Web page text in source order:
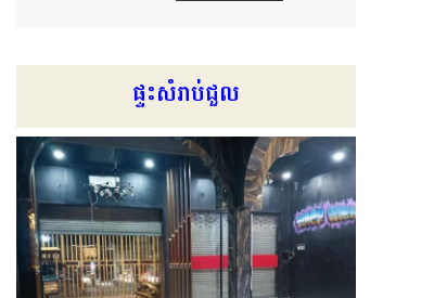
ផ្ទះសំរាប់ជួល